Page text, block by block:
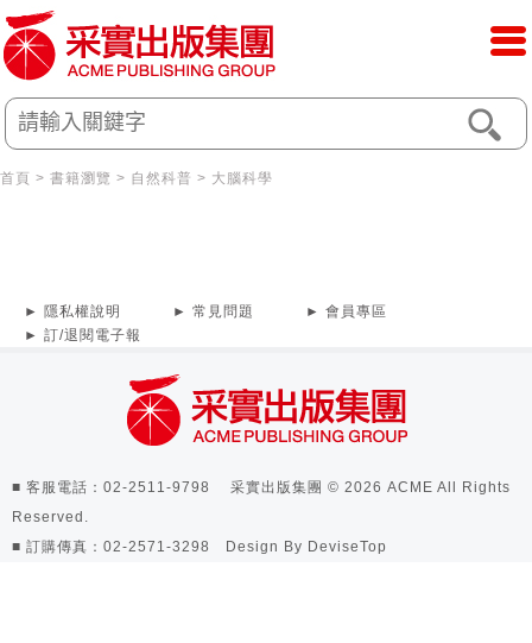
首頁 > 書籍瀏覽 > 自然科普 > 大腦科學
► 隱私權說明 ► 常見問題
► 會員專區
► 訂/退閱電子報
■ 客服電話：02-2511-9798 采實出版集團 © 2026 ACME All Rights
Reserved.
■ 訂購傳真：02-2571-3298 Design By DeviseTop